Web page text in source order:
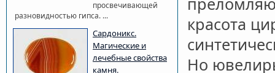
красота
Но
просвечивающей
разновидностью гипса. ...
Сардоникс.
Магические и
лечебные свойства
камня.